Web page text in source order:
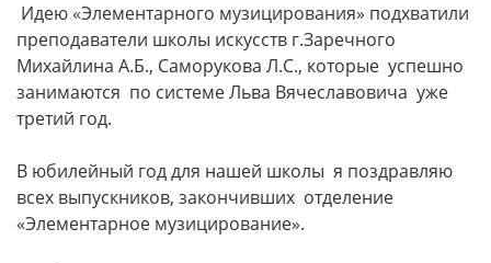
Идею «Элементарного музицирования» подхватили
преподаватели школы искусств г.Заречного
Михайлина А.Б., Саморукова Л.С., которые успешно
занимаются по системе Льва Вячеславовича уже
третий год.
В юбилейный год для нашей школы я поздравляю
всех выпускников, закончивших отделение
«Элементарное музицирование».